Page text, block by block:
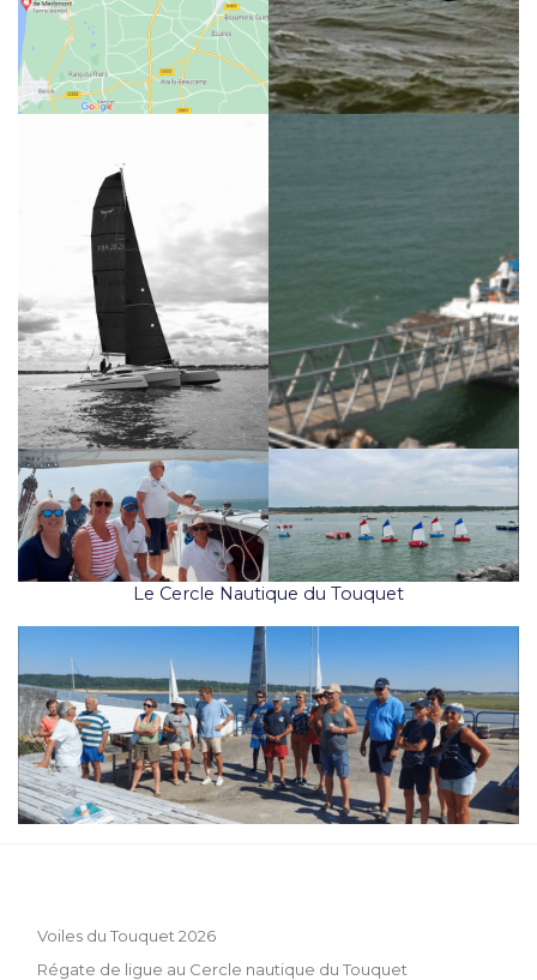
Le Cercle Nautique du Touquet
Voiles du Touquet 2026
Régate de ligue au Cercle nautique du Touquet